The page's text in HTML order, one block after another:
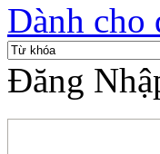
Dành cho
Đăng